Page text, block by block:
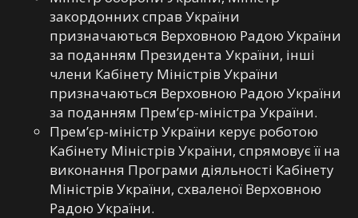
закордонних справ України
призначаються Верховною Радою України
за поданням Президента України, інші
члени Кабінету Міністрів України
призначаються Верховною Радою України
за поданням Прем’єр-міністра України.
Прем’єр-міністр України керує роботою
Кабінету Міністрів України, спрямовує її на
виконання Програми діяльності Кабінету
Міністрів України, схваленої Верховною
Радою України.